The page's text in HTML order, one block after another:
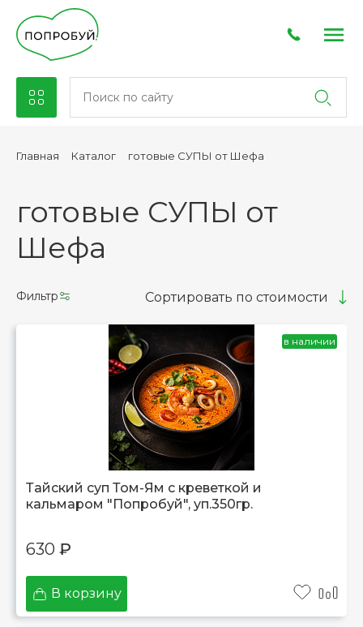
Главная Каталог готовые СУПЫ от Шефа
готовые СУПЫ от
Шефа
Фильтр Сортировать по стоимости
в наличии
Тайский суп Том-Ям с креветкой и
кальмаром "Попробуй", уп.350гр.
630 ₽
В корзину